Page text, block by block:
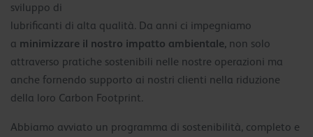
sviluppo di
lubrificanti di alta qualità. Da anni ci impegniamo
a minimizzare il nostro impatto ambientale, non solo
attraverso pratiche sostenibili nelle nostre operazioni ma
anche fornendo supporto ai nostri clienti nella riduzione
della loro Carbon Footprint.
Abbiamo avviato un programma di sostenibilità, completo e